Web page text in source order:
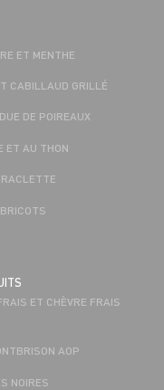
ET MENTHE
CABILLAUD GRILLÉ
DE POIREAUX
ET AU THON
ET CHÈVRE FRAIS
AOP
NOIRES